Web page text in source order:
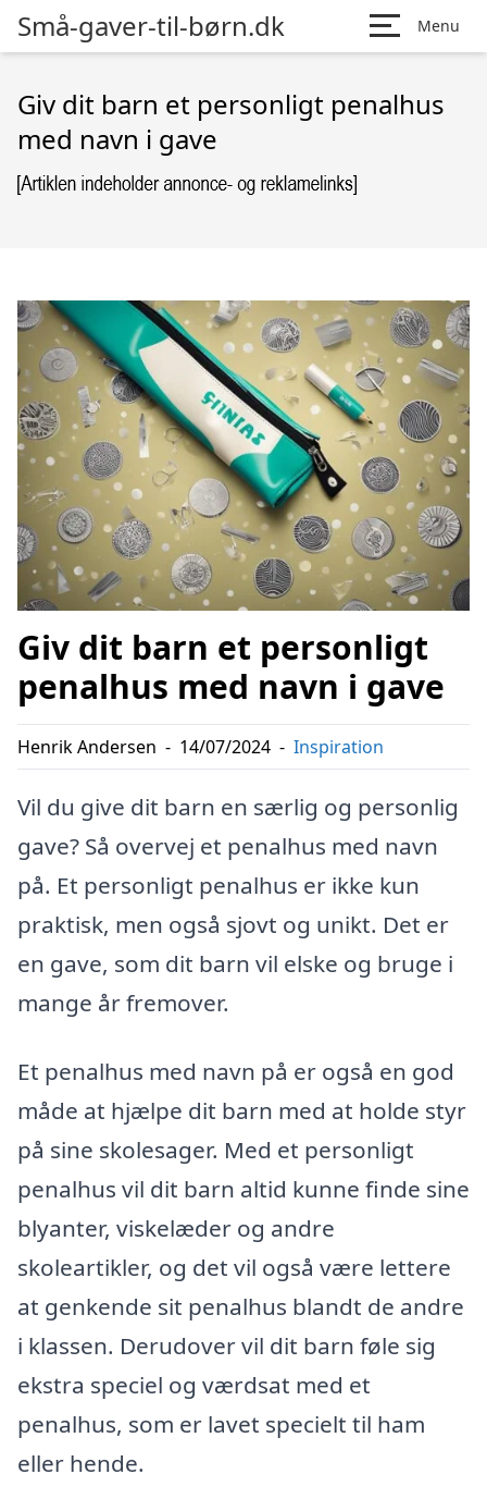
Små-gaver-til-børn.dk Menu
Giv dit barn et personligt penalhus
med navn i gave
Giv dit barn et personligt
penalhus med navn i gave
Henrik Andersen - 14/07/2024 - Inspiration
Vil du give dit barn en særlig og personlig
gave? Så overvej et penalhus med navn
på. Et personligt penalhus er ikke kun
praktisk, men også sjovt og unikt. Det er
en gave, som dit barn vil elske og bruge i
mange år fremover.
Et penalhus med navn på er også en god
måde at hjælpe dit barn med at holde styr
på sine skolesager. Med et personligt
penalhus vil dit barn altid kunne finde sine
blyanter, viskelæder og andre
skoleartikler, og det vil også være lettere
at genkende sit penalhus blandt de andre
i klassen. Derudover vil dit barn føle sig
ekstra speciel og værdsat med et
penalhus, som er lavet specielt til ham
eller hende.